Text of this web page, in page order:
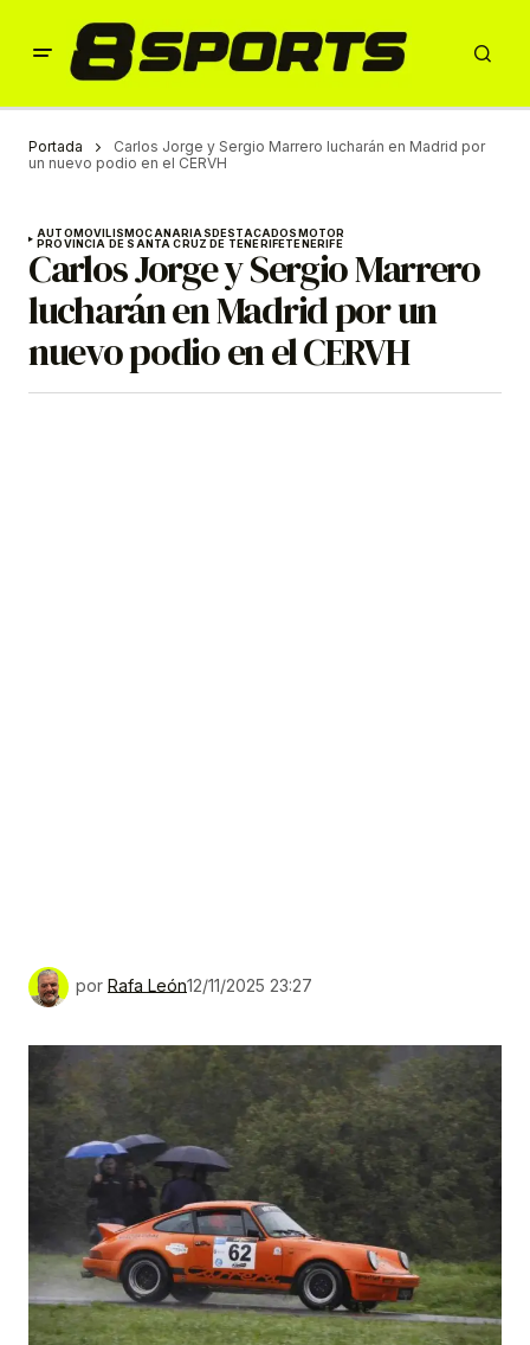
Portada
Carlos Jorge y Sergio Marrero lucharán en Madrid por
un nuevo podio en el CERVH
AUTOMOVILISMOCANARIASDESTACADOSMOTOR
PROVINCIA DE SANTA CRUZ DE TENERIFETENERIFE
Carlos Jorge y Sergio Marrero
lucharán en Madrid por un
nuevo podio en el CERVH
por Rafa León12/11/2025 23:27